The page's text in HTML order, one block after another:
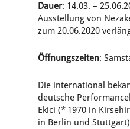
Dauer: 14.03. –
Ausstellung von
zum 20.06.2020
Öffnungszeiten:
Die international
deutsche
Ekici (* 1970 in
in Berlin und